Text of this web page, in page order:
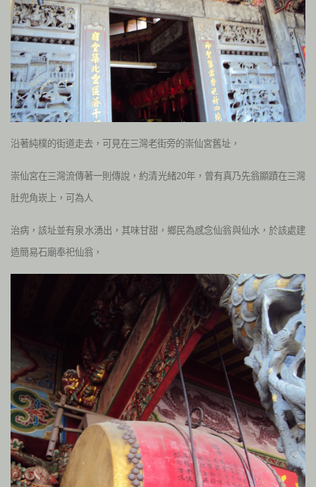
沿著純樸的街道走去，可見在三灣老街旁的崇仙宮舊址，
崇仙宮在三灣流傳著一則傳說，約清光緒20年，曾有真乃先翁顯蹟在三灣
肚兜角崁上，可為人
治病，該址並有泉水湧出，其味甘甜，鄉民為感念仙翁與仙水，於該處建
造簡易石廟奉祀仙翁，